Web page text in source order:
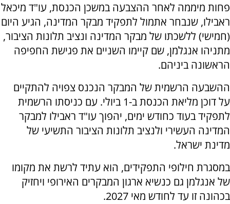
פחות מיממה לאחר ההצבעה במשכן הכנסת, עו"ד מיכאל
ראבילו, שנבחר אתמול לתפקיד מבקר המדינה, הגיע היום
(חמישי) ללשכתו של מבקר המדינה ונציב תלונות הציבור,
מתניהו אנגלמן, שם קיימו השניים את פגישת החפיפה
הראשונה ביניהם.
ההשבעה הרשמית של המבקר הנכנס צפויה להתקיים
על דוכן מליאת הכנסת ב-1 ביולי. עם כניסתו הרשמית
לתפקיד בעוד כחודש ימים, יהפוך עו"ד ראבילו למבקר
המדינה העשירי ולנציב תלונות הציבור התשיעי של
מדינת ישראל.
במסגרת חילופי התפקידים, הוא עתיד לרשת את מקומו
של אנגלמן גם כנשיא ארגון המבקרים האירופי ויחזיק
בכהונה זו עד לחודש מאי 2027.